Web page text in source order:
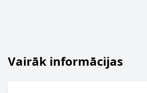
Vairāk informācijas